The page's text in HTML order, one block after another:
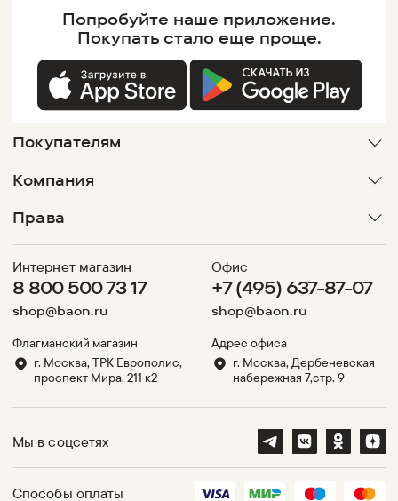
Попробуйте наше приложение.
Покупатьстало еще проще.
Покупателям
Компания
Права
Интернет магазин
8 800 500 73 17
shop@baon.ru
Флагманский магазин
г. Москва, ТРК Европолис,
проспект Мира, 211 к2
Офис
+7 (495) 637-87-07
shop@baon.ru
Адрес офиса
г. Москва, Дербеневская
набережная 7,стр. 9
Мы в соцсетях
Способы оплаты